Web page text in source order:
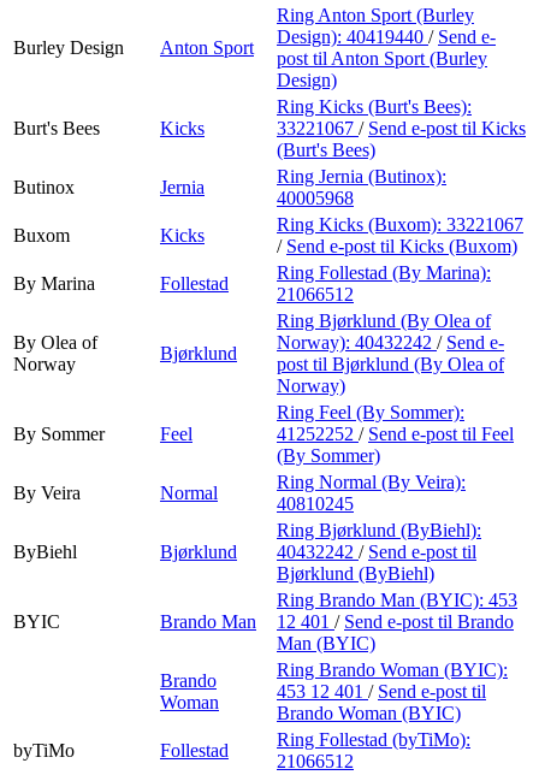
Burley Design Anton Sport
Ring Anton Sport (Burley
Design): 40419440 / Send e-
post til Anton Sport (Burley
Design)
Burt's Bees Kicks
Ring Kicks (Burt's Bees):
33221067 / Send e-post til Kicks
(Burt's Bees)
Butinox
Jernia
Ring Jernia (Butinox):
40005968
Buxom
Kicks
Ring Kicks (Buxom): 33221067
/ Send e-post til Kicks (Buxom)
By Marina
Follestad
Ring Follestad (By Marina):
21066512
By Olea of
Norway
Bjørklund
Ring Bjørklund (By Olea of
Norway): 40432242 / Send e-
post til Bjørklund (By Olea of
Norway)
By Sommer Feel
Ring Feel (By Sommer):
41252252 / Send e-post til Feel
(By Sommer)
By Veira
Normal
Ring Normal (By Veira):
40810245
ByBiehl Bjørklund
Ring Bjørklund (ByBiehl):
40432242 / Send e-post til
Bjørklund (ByBiehl)
BYIC Brando Man
Ring Brando Man (BYIC): 453
12 401 / Send e-post til Brando
Man (BYIC)
Brando
Woman
Ring Brando Woman (BYIC):
453 12 401 / Send e-post til
Brando Woman (BYIC)
byTiMo
Follestad
Ring Follestad (byTiMo):
21066512